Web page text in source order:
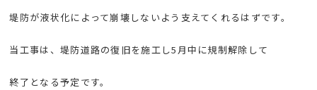
堤防が液状化によって崩壊しないよう支えてくれるはずです。
当工事は、堤防道路の復旧を施工し5月中に規制解除して
終了となる予定です。